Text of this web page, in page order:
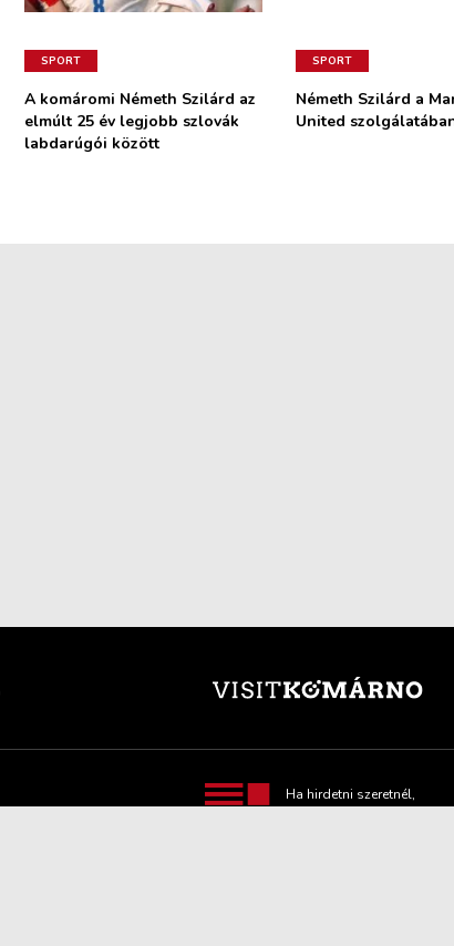
SPORT
A komáromi Németh Szilárd az
elmúlt 25 év legjobb szlovák
labdarúgói között
SPORT
Németh Szilárd a
United
Ha hirdetni szeretnél,